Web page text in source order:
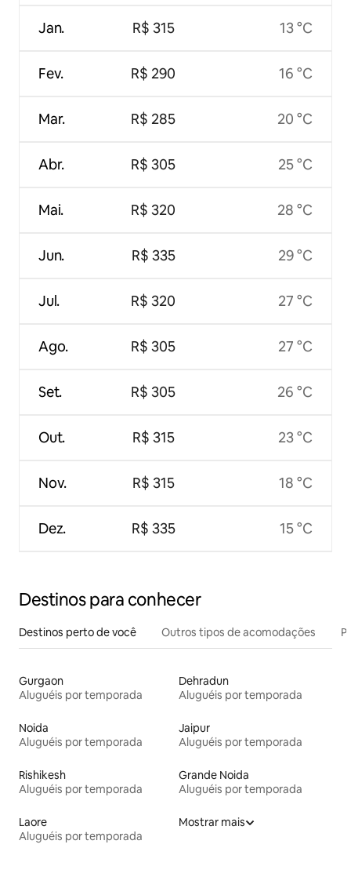
Jan.
Fev.
Mar.
Abr.
Mai.
Jun.
Jul.
Ago.
Set.
Out.
Nov.
Dez.
R$ 315
R$ 290
R$ 285
R$ 305
R$ 320
R$ 335
R$ 320
R$ 305
R$ 305
R$ 315
R$ 315
R$ 335
13 °C
16 °C
20 °C
25 °C
28 °C
29 °C
27 °C
27 °C
26 °C
23 °C
18 °C
15 °C
Destinos para conhecer
Destinos perto de você Outros tipos de acomodações
Gurgaon
Aluguéis por temporada
Dehradun
Aluguéis por temporada
Noida
Aluguéis por temporada
Jaipur
Aluguéis por temporada
Rishikesh
Aluguéis por temporada
Grande Noida
Aluguéis por temporada
Laore
Aluguéis por temporada
Mostrar mais